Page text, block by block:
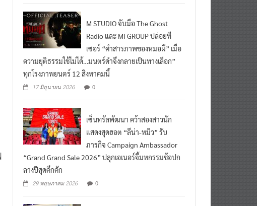
Radio และ MI GROUP ปล่อยที
เซอร์ “คำสารภาพของหมอผี” เมื่อ
ความยุติธรรมใช้ไม่ได้…มนตร์ดำจึงกลายเป็นทางเลือก”
ทุกโรงภาพยนตร์ 12 สิงหาคมนี้
แสดงสุดฮอต “ลีน่า-หมิว” รับ
ภารกิจ Campaign Ambassador
“Grand Grand Sale 2026” ปลุกเอเนอร์จี้มหกรรมช้อปก
ลางปีสุดคึกคัก
29 พฤษภาคม 2026